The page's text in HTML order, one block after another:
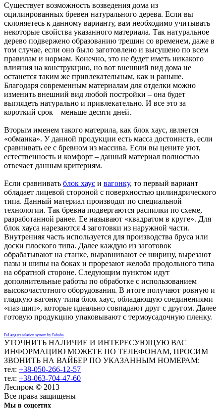
Существует возможность возведения дома из
оцилинрованных бревен натурального дерева. Если вы
склоняетесь к данному варианту, вам необходимо учитывать
некоторые свойства указанного материала. Так натуральное
дерево подвержено образованию трещин со временем, даже в
том случае, если оно было заготовлено и высушено по всем
правилам и нормам. Конечно, это не будет иметь никакого
влияния на конструкцию, но вот внешний вид дома не
останется таким же привлекательным, как и раньше.
Благодаря современным материалам для отделки можно
изменить внешний вид любой постройки – она будет
выглядеть натурально и привлекательно. И все это за
короткий срок – меньше десяти дней.
Вторым именем такого материла, как блок хаус, является
«обманка». У данной продукции есть масса достоинств, если
сравнивать ее с бревном из массива. Если вы цените уют,
естественность и комфорт – данный материал полностью
отвечает данным критериям.
Если сравнивать блок хаус и вагонку, то первый вариант
обладает лицевой стороной с поверхностью цилиндрического
типа. Данный материал производят по специальной
технологии. Так бревна подвергаются распилки по схеме,
разработанной ранее. Ее называют «квадратом в круге». Для
блок хауса нарезаются 4 заготовки из наружной части.
Внутренняя часть используется для производства бруса или
доски плоского типа. Далее каждую из заготовок
обрабатывают на станке, выравнивают ее ширину, вырезают
пазы и шипы на боках и прорезают желоба продольного типа
на обратной стороне. Следующим пунктом идут
дополнительные работы по обработке с использованием
высокочастотного оборудования. В итоге получают ровную и
гладкую вагонку типа блок хаус, обладающую соединениями
«паз-шип», которые идеально совпадают друг с другом. Далее
готовую продукцию упаковывают с термоусадочную пленку.
FaLang translation system by Faboba
УТОЧНИТЬ НАЛИЧИЕ И ИНТЕРЕСУЮЩУЮ ВАС
ИНФОРМАЦИЮ МОЖЕТЕ ПО ТЕЛЕФОНАМ, ПРОСИМ
ЗВОНИТЬ НА ВАЙБЕР ПО УКАЗАННЫМ НОМЕРАМ:
тел: +38-050-266-12-57
тел: +38-063-704-47-60
Леспром © 2013
Все права защищены
Мы в соцсетях